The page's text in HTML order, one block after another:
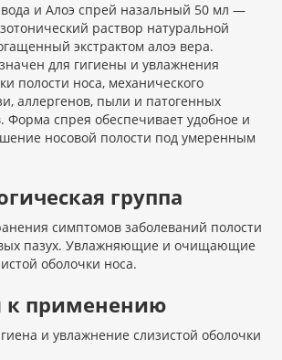
и Алоэ спрей назальный 50 мл —
раствор натуральной
экстрактом алоэ вера.
для гигиены и увлажнения
полости носа, механического
аллергенов, пыли и патогенных
Форма спрея обеспечивает удобное и
носовой полости под умеренным
группа
симптомов заболеваний полости
пазух. Увлажняющие и очищающие
оболочки носа.
к применению
и увлажнение слизистой оболочки